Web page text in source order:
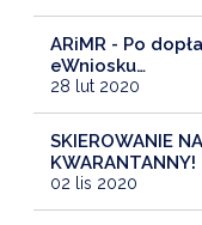
ARiMR - Po
eWniosku…
28 lut 2020
SKIEROWANIE
KWARANTANNY!
02 lis 2020